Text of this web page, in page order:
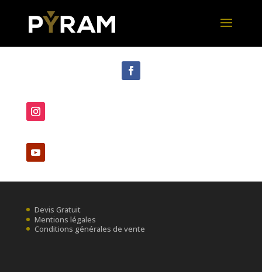
Devis Gratuit
Mentions légales
Conditions générales de vente